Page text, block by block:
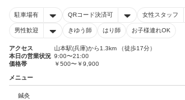
駐車場有 QRコード決済可 女性スタッフ
男性歓迎 きゆう師 はり師 お子様連れOK
アクセス
山本駅(兵庫)から1.3km （徒歩17分）
本日の営業状況 9:00〜21:00
価格帯
￥500〜￥9,900
メニュー
鍼灸